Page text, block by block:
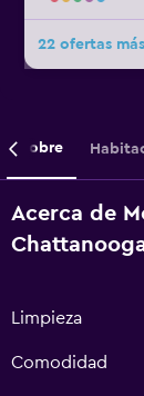
22 ofertas
Sobre
Acerca de
Limpieza
Comodidad